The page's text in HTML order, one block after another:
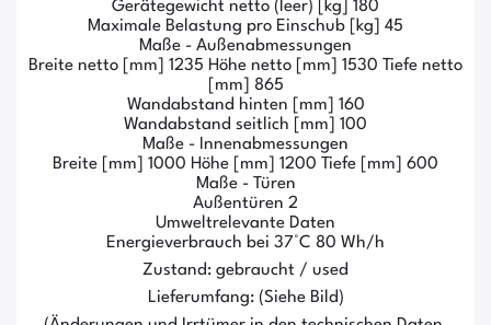
Gerätegewicht netto (leer) [kg] 180
Maximale Belastung pro Einschub [kg] 45
Maße - Außenabmessungen
Breite netto [mm] 1235 Höhe netto [mm] 1530 Tiefe netto
[mm] 865
Wandabstand hinten [mm] 160
Wandabstand seitlich [mm] 100
Maße - Innenabmessungen
Breite [mm] 1000 Höhe [mm] 1200 Tiefe [mm] 600
Maße - Türen
Außentüren 2
Umweltrelevante Daten
Energieverbrauch bei 37°C 80 Wh/h
Zustand: gebraucht / used
Lieferumfang: (Siehe Bild)